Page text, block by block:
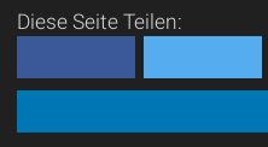
Diese Seite Teilen: